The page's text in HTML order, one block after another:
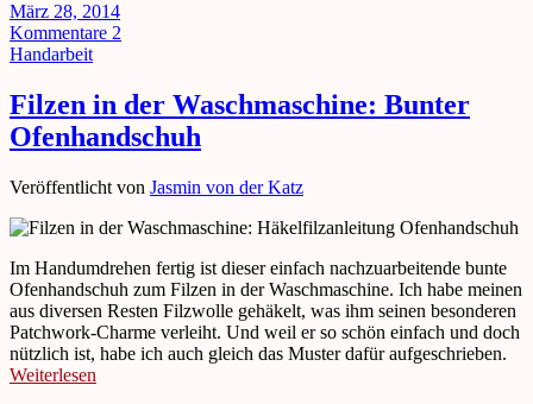
März 28, 2014
Kommentare 2
Handarbeit
Filzen in der Waschmaschine: Bunter
Ofenhandschuh
Veröffentlicht von Jasmin von der Katz
Im Handumdrehen fertig ist dieser einfach nachzuarbeitende bunte
Ofenhandschuh zum Filzen in der Waschmaschine. Ich habe meinen
aus diversen Resten Filzwolle gehäkelt, was ihm seinen besonderen
Patchwork-Charme verleiht. Und weil er so schön einfach und doch
nützlich ist, habe ich auch gleich das Muster dafür aufgeschrieben.
Weiterlesen